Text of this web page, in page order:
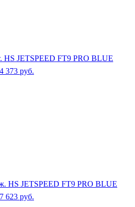
HS JETSPEED FT9 PRO BLUE
4 373 руб.
HS JETSPEED FT9 PRO BLUE
7 623 руб.